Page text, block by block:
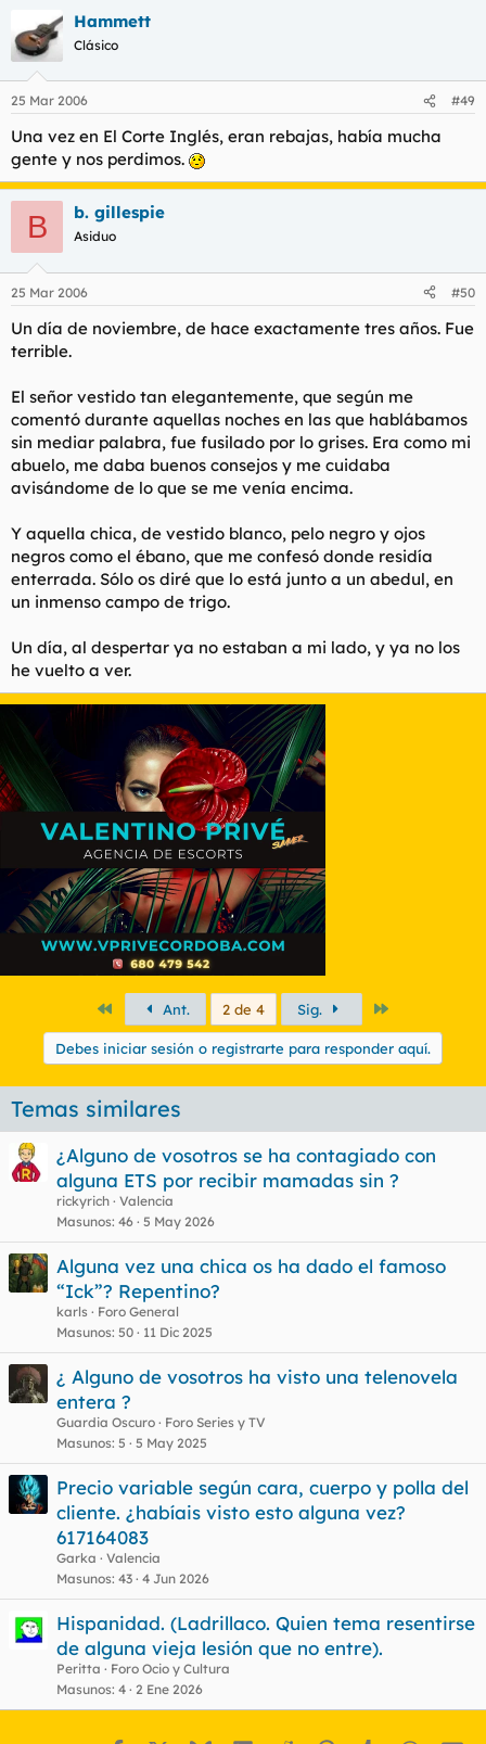
Hammett
Clásico
25 Mar 2006 #49
Una vez en El Corte Inglés, eran rebajas, había mucha
gente y nos perdimos.
B b. gillespie
Asiduo
25 Mar 2006 #50
Un día de noviembre, de hace exactamente tres años. Fue
terrible.
El señor vestido tan elegantemente, que según me
comentó durante aquellas noches en las que hablábamos
sin mediar palabra, fue fusilado por lo grises. Era como mi
abuelo, me daba buenos consejos y me cuidaba
avisándome de lo que se me venía encima.
Y aquella chica, de vestido blanco, pelo negro y ojos
negros como el ébano, que me confesó donde residía
enterrada. Sólo os diré que lo está junto a un abedul, en
un inmenso campo de trigo.
Un día, al despertar ya no estaban a mi lado, y ya no los
he vuelto a ver.
PrimeroAnt. 2 de 4 Sig.
Debes iniciar sesión o registrarte para responder aquí.
Temas similares
¿Alguno de vosotros se ha contagiado con
alguna ETS por recibir mamadas sin ?
rickyrich Valencia
Masunos 46 5 May 2026
Alguna vez una chica os ha dado el famoso
“Ick”? Repentino?
karls
Foro General
Masunos 50 11 Dic 2025
¿ Alguno de vosotros ha visto una telenovela
entera ?
Guardia Oscuro
Foro Series y TV
Masunos 5 5 May 2025
Precio variable según cara, cuerpo y polla del
cliente. ¿habíais visto esto alguna vez?
617164083
Garka
Valencia
Masunos 43 4 Jun 2026
Hispanidad. (Ladrillaco. Quien tema resentirse
de alguna vieja lesión que no entre).
Peritta
Foro Ocio y Cultura
Masunos 4 2 Ene 2026